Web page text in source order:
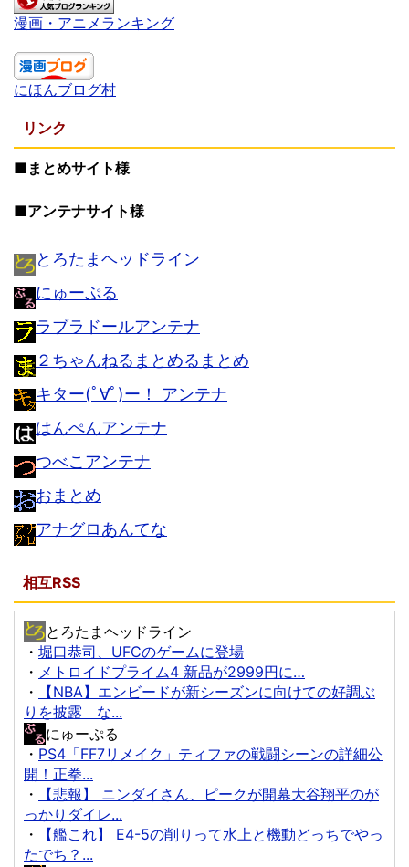
漫画・アニメランキング
にほんブログ村
リンク
■まとめサイト様
■アンテナサイト様
とろたまヘッドライン
にゅーぷる
ラブラドールアンテナ
２ちゃんねるまとめるまとめ
キター(ﾟ∀ﾟ)ー！ アンテナ
はんぺんアンテナ
つべこアンテナ
おまとめ
アナグロあんてな
相互RSS
とろたまヘッドライン
・ 堀口恭司、UFCのゲームに登場
・ メトロイドプライム4 新品が2999円に…
・
【NBA】エンビードが新シーズンに向けての好調ぶ
りを披露 な...
にゅーぷる
・ PS4「FF7リメイク」ティファの戦闘シーンの詳細公
開！正拳...
・
【悲報】 ニンダイさん、ピークが開幕大谷翔平のが
っかりダイレ...
・
【艦これ】 E4-5の削りって水上と機動どっちでやっ
たでち？...